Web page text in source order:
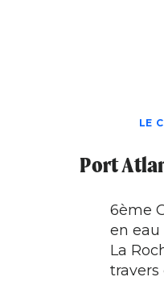
LE
Port
6ème
en
La
travers